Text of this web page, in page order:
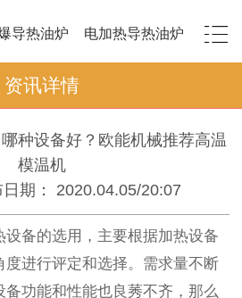
导热油炉 电加热导热油炉
资讯详情
种设备好？欧能机械推荐高温
模温机
日期： 2020.04.05/20:07
设备的选用，主要根据加热设备
度进行评定和选择。需求量不断
功能和性能也良莠不齐，那么